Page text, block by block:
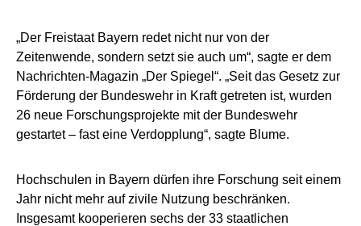
„Der Freistaat Bayern redet nicht nur von der
Zeitenwende, sondern setzt sie auch um“, sagte er dem
Nachrichten-Magazin „Der Spiegel“. „Seit das Gesetz zur
Förderung der Bundeswehr in Kraft getreten ist, wurden
26 neue Forschungsprojekte mit der Bundeswehr
gestartet – fast eine Verdopplung“, sagte Blume.
Hochschulen in Bayern dürfen ihre Forschung seit einem
Jahr nicht mehr auf zivile Nutzung beschränken.
Insgesamt kooperieren sechs der 33 staatlichen